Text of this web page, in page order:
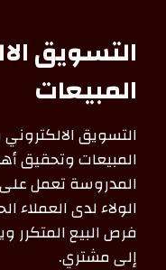
التسويق
المبيعات
التسويق
المبيعات وتحقيق
المدروسة تعمل على
الولاء لدى العملاء
فرص البيع المتكرر
إلى مشتري.